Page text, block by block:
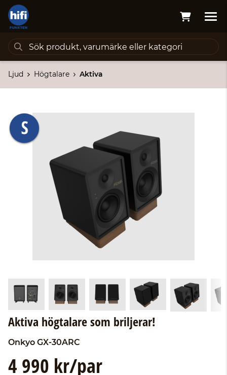
Ljud Högtalare Aktiva
Aktiva högtalare som briljerar!
Onkyo GX-30ARC
4 990 kr/par